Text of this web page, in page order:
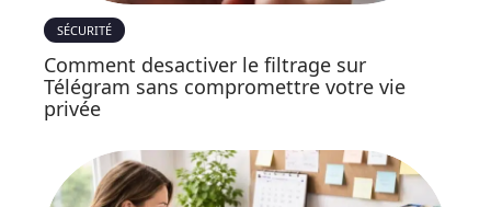
SÉCURITÉ
Comment desactiver le filtrage sur
Télégram sans compromettre votre vie
privée